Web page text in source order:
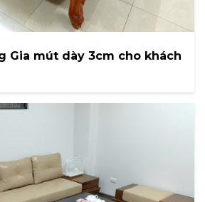
Gia mút dày 3cm cho khách